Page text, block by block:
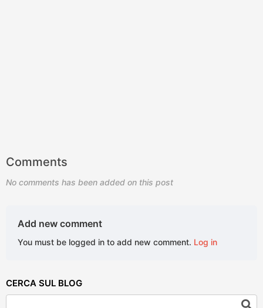
Comments
No comments has been added on this post
Add new comment
You must be logged in to add new comment. Log in
CERCA SUL BLOG